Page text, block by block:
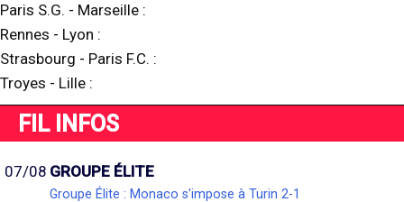
Paris S.G. - Marseille :
Rennes - Lyon :
Strasbourg - Paris F.C. :
Troyes - Lille :
FIL INFOS
07/08 GROUPE ÉLITE
Groupe Élite : Monaco s'impose à Turin 2-1